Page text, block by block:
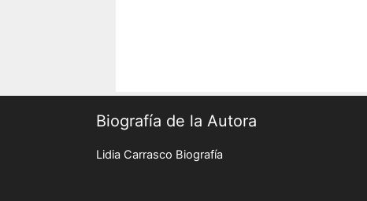
Biografía de la Autora
Lidia Carrasco Biografía